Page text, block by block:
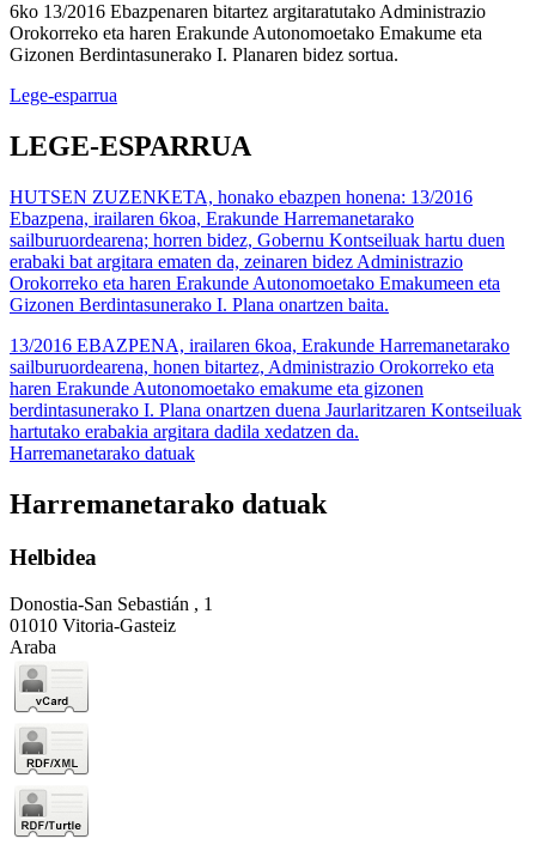
6ko 13/2016 Ebazpenaren bitartez argitaratutako Administrazio
Orokorreko eta haren Erakunde Autonomoetako Emakume eta
Gizonen Berdintasunerako I. Planaren bidez sortua.
Lege-esparrua
LEGE-ESPARRUA
HUTSEN ZUZENKETA, honako ebazpen honena: 13/2016
Ebazpena, irailaren 6koa, Erakunde Harremanetarako
sailburuordearena; horren bidez, Gobernu Kontseiluak hartu duen
erabaki bat argitara ematen da, zeinaren bidez Administrazio
Orokorreko eta haren Erakunde Autonomoetako Emakumeen eta
Gizonen Berdintasunerako I. Plana onartzen baita.
13/2016 EBAZPENA, irailaren 6koa, Erakunde Harremanetarako
sailburuordearena, honen bitartez, Administrazio Orokorreko eta
haren Erakunde Autonomoetako emakume eta gizonen
berdintasunerako I. Plana onartzen duena Jaurlaritzaren Kontseiluak
hartutako erabakia argitara dadila xedatzen da.
Harremanetarako datuak
Harremanetarako datuak
Helbidea
Donostia-San Sebastián , 1
01010 Vitoria-Gasteiz
Araba